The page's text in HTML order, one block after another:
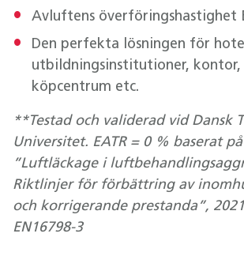
Avluftens överföringshastighet
Den perfekta lösningen för
utbildningsinstitutioner, kontor,
köpcentrum etc.
**Testad och validerad vid Dansk
Universitet. EATR = 0 % baserat
”Luftläckage i
Riktlinjer för förbättring av
och korrigerande prestanda”,
EN16798-3